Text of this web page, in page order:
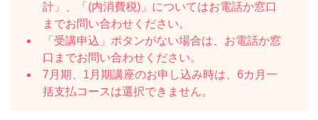
計」、「(内消費税)」についてはお電話か窓口
までお問い合わせください。
「受講申込」ボタンがない場合は、お電話か窓
口までお問い合わせください。
7月期、1月期講座のお申し込み時は、6カ月一
括支払コースは選択できません。